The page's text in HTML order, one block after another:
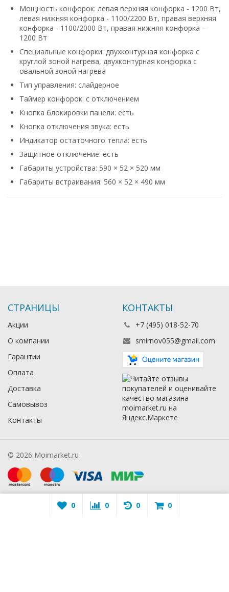
Мощность конфорок: левая верхняя конфорка - 1200 Вт,
левая нижняя конфорка - 1100/2200 Вт, правая верхняя
конфорка - 1100/2000 Вт, правая нижняя конфорка –
1200 Вт
Специальные конфорки: двухконтурная конфорка с
круглой зоной нагрева, двухконтурная конфорка с
овальной зоной нагрева
Тип управления: слайдерное
Таймер конфорок: с отключением
Кнопка блокировки панели: есть
Кнопка отключения звука: есть
Индикатор остаточного тепла: есть
Защитное отключение: есть
Габариты устройства: 590 × 52 × 520 мм
Габариты встраивания: 560 × 52 × 490 мм
СТРАНИЦЫ
Акции
О компании
Гарантии
Оплата
Доставка
Самовывоз
Контакты
КОНТАКТЫ
+7 (495) 018-52-70
smirnov055@gmail.com
© 2026 Moimarket.ru
0 0 0 0